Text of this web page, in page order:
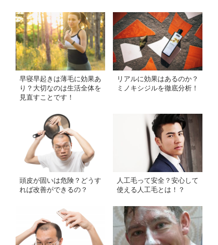
早寝早起きは薄毛に効果あ
り？大切なのは生活全体を
見直すことです！
リアルに効果はあるのか？
ミノキシジルを徹底分析！
頭皮が固いは危険？どうす
れば改善ができるの？
人工毛って安全？安心して
使える人工毛とは！？